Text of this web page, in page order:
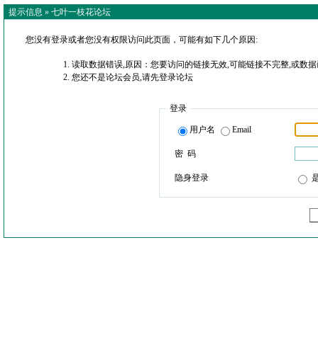
提示信息 » 七叶一枝花论坛
您没有登录或者您没有权限访问此页面，可能有如下几个原因:
读取数据错误,原因：您要访问的链接无效,可能链接不完整,或数
您还不是论坛会员,请先登录论坛
登录
用户名 Email
密 码
隐身登录